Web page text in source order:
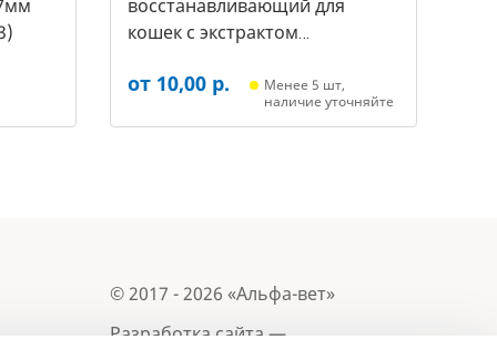
восстанавливающий для
кошек с экстрактом
3431)
от 10,00 р.
Менее 5 шт,
наличие уточняйте
© 2017 - 2026 «Альфа-вет»
Разработка сайта —